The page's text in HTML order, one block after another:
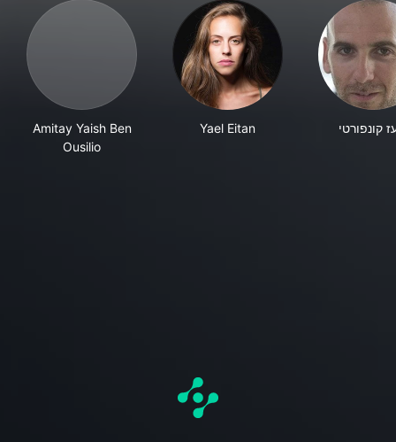
Amitay Yaish Ben
Ousilio
Yael Eitan קונפורטי